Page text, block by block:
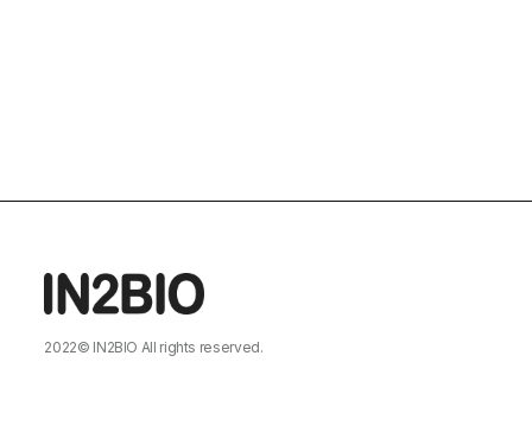
2022© IN2BIO All rights reserved.